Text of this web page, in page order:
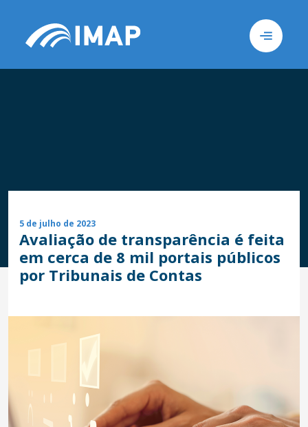
Cases
5 de julho de 2023
Avaliação de transparência é feita
em cerca de 8 mil portais públicos
por Tribunais de Contas